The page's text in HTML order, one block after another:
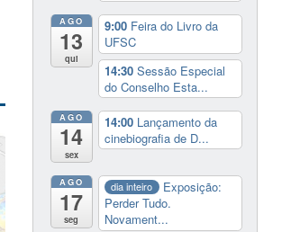
AGO
13
qui
9:00 Feira do Livro da
UFSC
14:30 Sessão Especial
do Conselho Esta...
AGO
14
sex
14:00 Lançamento da
cinebiografia de D...
AGO
17
seg
dia inteiro
Exposição:
Perder Tudo.
Novament...